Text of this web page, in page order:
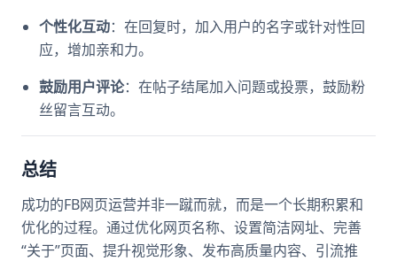
个性化互动：在回复时，加入用户的名字或针对性回
应，增加亲和力。
鼓励用户评论：在帖子结尾加入问题或投票，鼓励粉
丝留言互动。
总结
成功的FB网页运营并非一蹴而就，而是一个长期积累和
优化的过程。通过优化网页名称、设置简洁网址、完善
“关于”页面、提升视觉形象、发布高质量内容、引流推